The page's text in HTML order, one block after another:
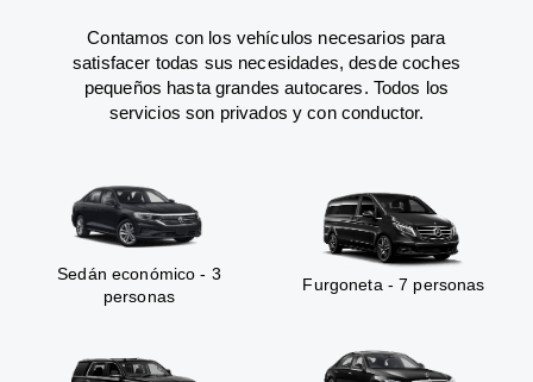
Contamos con los vehículos necesarios para
satisfacer todas sus necesidades, desde coches
pequeños hasta grandes autocares. Todos los
servicios son privados y con conductor.
Sedán económico - 3
personas
Furgoneta - 7 personas